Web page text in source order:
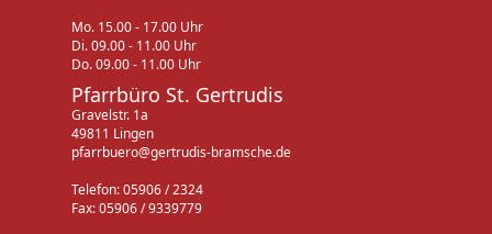
Mo. 15.00 - 17.00 Uhr
Di. 09.00 - 11.00 Uhr
Do. 09.00 - 11.00 Uhr
Pfarrbüro St. Gertrudis
Gravelstr. 1a
49811 Lingen
pfarrbuero@gertrudis-bramsche.de
Telefon: 05906 / 2324
Fax: 05906 / 9339779